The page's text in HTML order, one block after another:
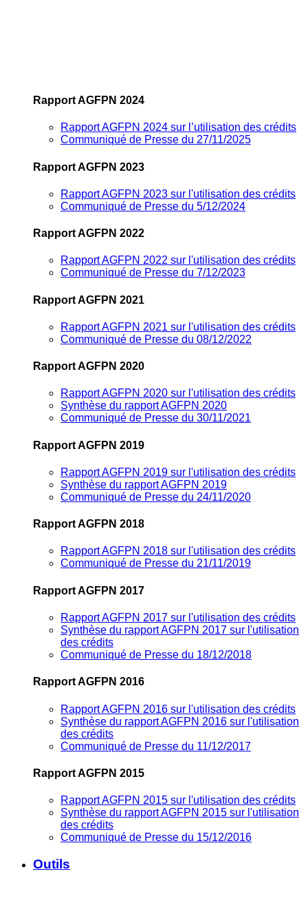
Rapport AGFPN 2024
Rapport AGFPN 2024 sur l’utilisation des crédits
Communiqué de Presse du 27/11/2025
Rapport AGFPN 2023
Rapport AGFPN 2023 sur l'utilisation des crédits
Communiqué de Presse du 5/12/2024
Rapport AGFPN 2022
Rapport AGFPN 2022 sur l'utilisation des crédits
Communiqué de Presse du 7/12/2023
Rapport AGFPN 2021
Rapport AGFPN 2021 sur l'utilisation des crédits
Communiqué de Presse du 08/12/2022
Rapport AGFPN 2020
Rapport AGFPN 2020 sur l'utilisation des crédits
Synthèse du rapport AGFPN 2020
Communiqué de Presse du 30/11/2021
Rapport AGFPN 2019
Rapport AGFPN 2019 sur l'utilisation des crédits
Synthèse du rapport AGFPN 2019
Communiqué de Presse du 24/11/2020
Rapport AGFPN 2018
Rapport AGFPN 2018 sur l'utilisation des crédits
Communiqué de Presse du 21/11/2019
Rapport AGFPN 2017
Rapport AGFPN 2017 sur l'utilisation des crédits
Synthèse du rapport AGFPN 2017 sur l'utilisation
des crédits
Communiqué de Presse du 18/12/2018
Rapport AGFPN 2016
Rapport AGFPN 2016 sur l'utilisation des crédits
Synthèse du rapport AGFPN 2016 sur l'utilisation
des crédits
Communiqué de Presse du 11/12/2017
Rapport AGFPN 2015
Rapport AGFPN 2015 sur l'utilisation des crédits
Synthèse du rapport AGFPN 2015 sur l'utilisation
des crédits
Communiqué de Presse du 15/12/2016
Outils